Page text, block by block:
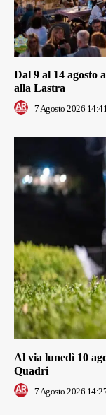
Dal 9 al 14 agosto
alla Lastra
7 Agosto 2026
Al via lunedì 10
Quadri
7 Agosto 2026